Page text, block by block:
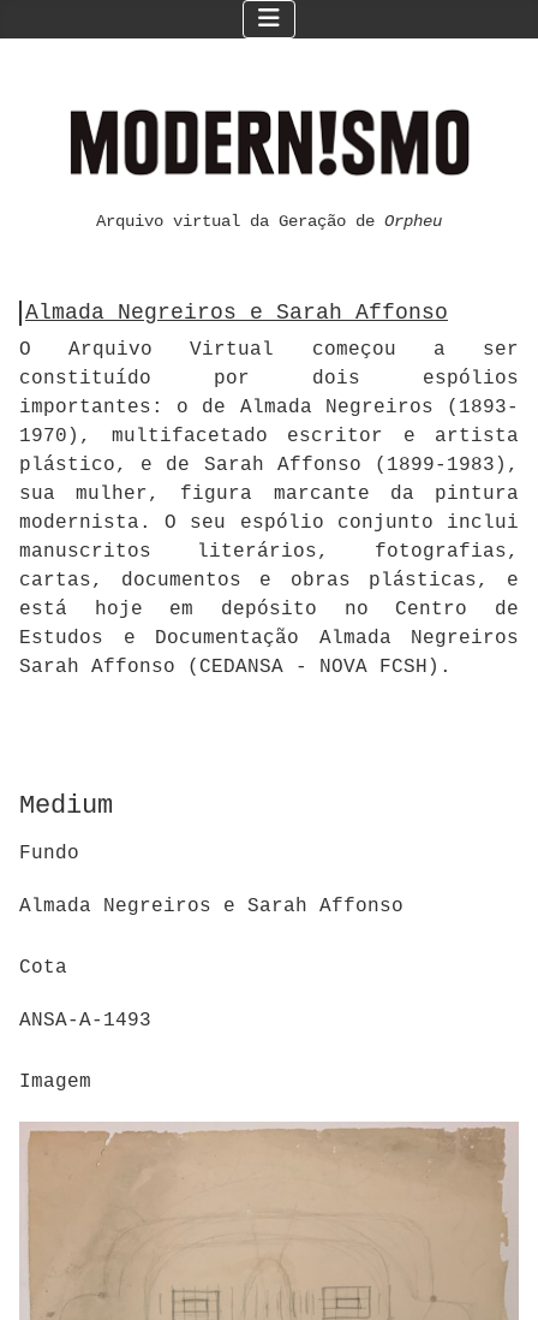
Arquivo virtual da Geração de Orpheu
Almada Negreiros e Sarah Affonso
O Arquivo Virtual começou a ser
constituído por dois espólios
importantes: o de Almada Negreiros (1893-
1970), multifacetado escritor e artista
plástico, e de Sarah Affonso (1899-1983),
sua mulher, figura marcante da pintura
modernista. O seu espólio conjunto inclui
manuscritos literários, fotografias,
cartas, documentos e obras plásticas, e
está hoje em depósito no Centro de
Estudos e Documentação Almada Negreiros
Sarah Affonso (CEDANSA - NOVA FCSH).
Medium
Fundo
Almada Negreiros e Sarah Affonso
Cota
ANSA-A-1493
Imagem